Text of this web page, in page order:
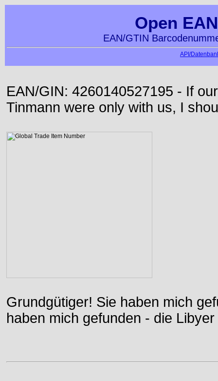
Open
EAN/GTIN
API/
EAN/GIN: 4260140527195 - If
Tinmann were only with us, I
Grundgütiger! Sie haben mich
haben mich gefunden - die